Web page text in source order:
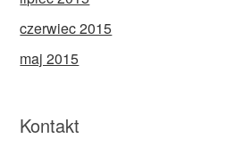
czerwiec 2015
maj 2015
Kontakt